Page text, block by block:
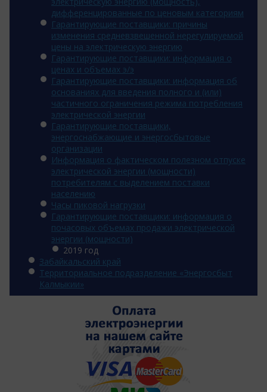
дифференцированные по ценовым категориям
Гарантирующие поставщики: причины
изменения средневзвешенной нерегулируемой
цены на электрическую энергию
Гарантирующие поставщики: информация о
ценах и объемах э/э
Гарантирующие поставщики: информация об
основаниях для введения полного и (или)
частичного ограничения режима потребления
электрической энергии
Гарантирующие поставщики,
энергоснабжающие и энергосбытовые
организации
Информация о фактическом полезном отпуске
электрической энергии (мощности)
потребителям с выделением поставки
населению
Часы пиковой нагрузки
Гарантирующие поставщики: информация о
почасовых объемах продажи электрической
энергии (мощности)
2019 год
Забайкальский край
Территориальное подразделение «Энергосбыт
Калмыкии»